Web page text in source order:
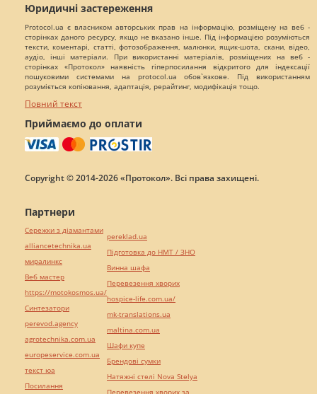
Юридичні застереження
Protocol.ua є власником авторських прав на інформацію, розміщену на веб -
сторінках даного ресурсу, якщо не вказано інше. Під інформацією розуміються
тексти, коментарі, статті, фотозображення, малюнки, ящик-шота, скани, відео,
аудіо, інші матеріали. При використанні матеріалів, розміщених на веб -
сторінках «Протокол» наявність гіперпосилання відкритого для індексації
пошуковими системами на protocol.ua обов`язкове. Під використанням
розуміється копіювання, адаптація, рерайтинг, модифікація тощо.
Повний текст
Приймаємо до оплати
Copyright © 2014-2026 «Протокол». Всі права захищені.
Партнери
Сережки з діамантами
alliancetechnika.ua
миралинкс
Веб мастер
https://motokosmos.ua/
Синтезатори
perevod.agency
agrotechnika.com.ua
europeservice.com.ua
текст юа
Посилання
pereklad.ua
Підготовка до НМТ / ЗНО
Винна шафа
Перевезення хворих
hospice-life.com.ua/
mk-translations.ua
maltina.com.ua
Шафи купе
Брендові сумки
Натяжні стелі Nova Stelya
Перевезення хворих за